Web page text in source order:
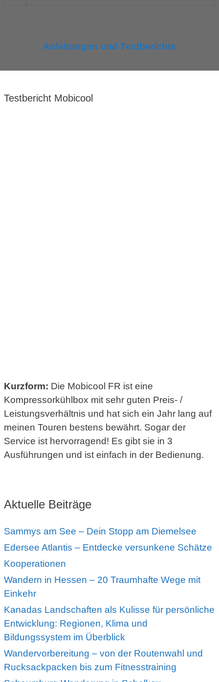
Anleitungen und Testberichte
Testbericht Mobicool
Kurzform: Die Mobicool FR ist eine
Kompressorkühlbox mit sehr guten Preis- /
Leistungsverhältnis und hat sich ein Jahr lang auf
meinen Touren bestens bewährt. Sogar der
Service ist hervorragend! Es gibt sie in 3
Ausführungen und ist einfach in der Bedienung.
Aktuelle Beiträge
Sammys am See – Dein Stopp am Diemelsee
Edersee Atlantis – Entdecke versunkene Schätze
Kooperationen
Wandern in Hessen – 20 Traumhafte Wege mit
Einkehr
Kanadas Landschaften als Kulisse für persönliche
Entwicklung: Regionen, Klima und
Bildungssystem im Überblick
Wandervorbereitung – von der Routenwahl und
Rucksackpacken bis zum Fitnesstraining